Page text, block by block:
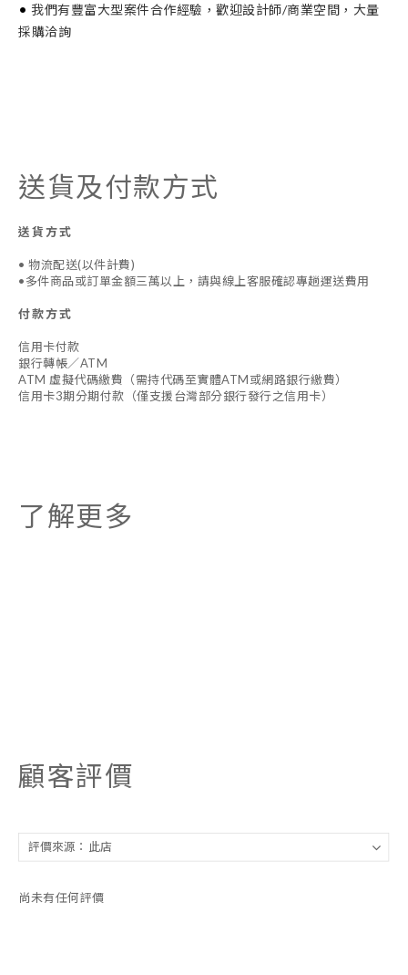
• 我們有豐富大型案件合作經驗，歡迎設計師/商業空間，大量
採購洽詢
送貨及付款方式
送貨方式
• 物流配送(以件計費)
•多件商品或訂單金額三萬以上，請與線上客服確認專趟運送費用
付款方式
信用卡付款
銀行轉帳／ATM
ATM 虛擬代碼繳費（需持代碼至實體ATM或網路銀行繳費）
信用卡3期分期付款（僅支援台灣部分銀行發行之信用卡）
了解更多
顧客評價
尚未有任何評價